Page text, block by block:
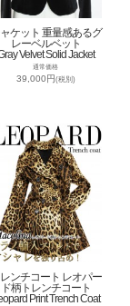
ケット 重量感あるグ
レーベルベット
Velvet Solid Jacket
通常価格
39,000円(税別)
レンチコート レオパー
ド柄トレンチコート
Print Trench Coat